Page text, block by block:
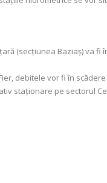
(secțiunea Baziaș) va fi
debitele vor fi în
staționare pe sectorul